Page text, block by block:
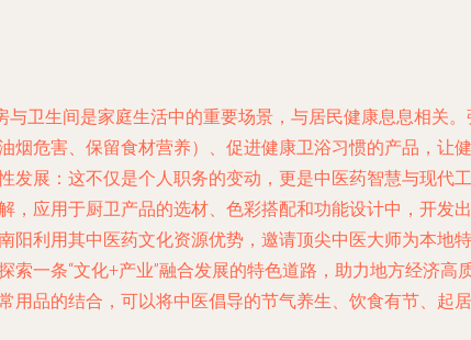
与卫生间是家庭生活中的重要场景，与居民健康息息相关
烟危害、保留食材营养）、促进健康卫浴习惯的产品，让
发展 ：这不仅是个人职务的变动，更是中医药智慧与现代
，应用于厨卫产品的选材、色彩搭配和功能设计中，开发
南阳利用其中医药文化资源优势，邀请顶尖中医大师为本
一条“文化+产业”融合发展的特色道路，助力地方经济高
用品的结合，可以将中医倡导的节气养生、饮食有节、